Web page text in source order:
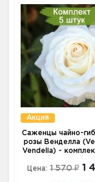
Акция
Саженцы чайно-
розы Венделла
Vendella) -
Цена: 1 570 ₽ 1